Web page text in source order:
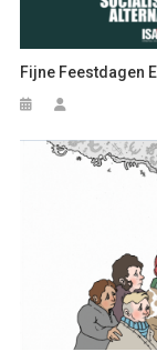
Fijne Feestdagen